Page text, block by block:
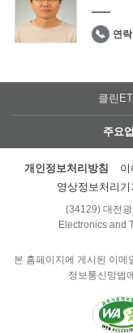
연
클린
주요
개인정보처리방침
영상정보처리
(34129) 대전
Electronics and
본 홈페이지에 게시된 이메
정보통신망법